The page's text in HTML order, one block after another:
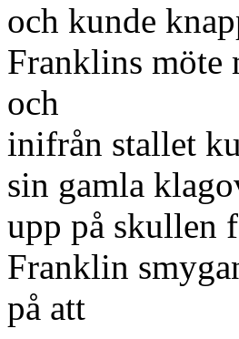
och kunde
Franklins möte
och
inifrån stallet
sin gamla
upp på skullen
Franklin
på att